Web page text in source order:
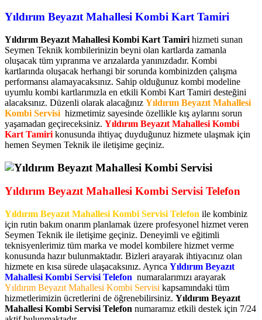
Yıldırım Beyazıt Mahallesi Kombi Kart Tamiri
Yıldırım Beyazıt Mahallesi Kombi Kart Tamiri hizmeti sunan
Seymen Teknik kombilerinizin beyni olan kartlarda zamanla
oluşacak tüm yıpranma ve arızalarda yanınızdadır. Kombi
kartlarında oluşacak herhangi bir sorunda kombinizden çalışma
performansı alamayacaksınız. Sahip olduğunuz kombi modeline
uyumlu kombi kartlarımızla en etkili Kombi Kart Tamiri desteğini
alacaksınız. Düzenli olarak alacağınız Yıldırım Beyazıt Mahallesi
Kombi Servisi hizmetimiz sayesinde özellikle kış aylarını sorun
yaşamadan geçireceksiniz. Yıldırım Beyazıt Mahallesi Kombi
Kart Tamiri konusunda ihtiyaç duyduğunuz hizmete ulaşmak için
hemen Seymen Teknik ile iletişime geçiniz.
Yıldırım Beyazıt Mahallesi Kombi Servisi Telefon
Yıldırım Beyazıt Mahallesi Kombi Servisi Telefon ile kombiniz
için rutin bakım onarım planlamak üzere profesyonel hizmet veren
Seymen Teknik ile iletişime geçiniz. Deneyimli ve eğitimli
teknisyenlerimiz tüm marka ve model kombilere hizmet verme
konusunda hazır bulunmaktadır. Bizleri arayarak ihtiyacınız olan
hizmete en kısa sürede ulaşacaksınız. Ayrıca Yıldırım Beyazıt
Mahallesi Kombi Servisi Telefon numaralarımızı arayarak
Yıldırım Beyazıt Mahallesi Kombi Servisi kapsamındaki tüm
hizmetlerimizin ücretlerini de öğrenebilirsiniz. Yıldırım Beyazıt
Mahallesi Kombi Servisi Telefon numaramız etkili destek için 7/24